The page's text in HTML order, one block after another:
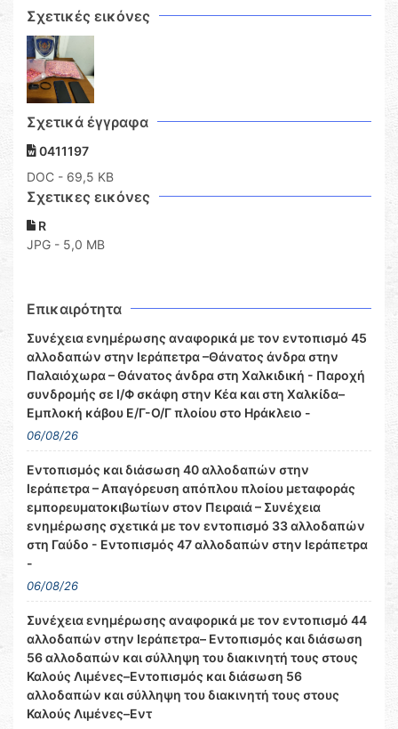
Σχετικές εικόνες
Σχετικά έγγραφα
0411197
DOC - 69,5 KB
Σχετικες εικόνες
R
JPG - 5,0 MB
Επικαιρότητα
Συνέχεια ενημέρωσης αναφορικά με τον εντοπισμό 45
αλλοδαπών στην Ιεράπετρα –Θάνατος άνδρα στην
Παλαιόχωρα – Θάνατος άνδρα στη Χαλκιδική - Παροχή
συνδρομής σε Ι/Φ σκάφη στην Κέα και στη Χαλκίδα–
Εμπλοκή κάβου Ε/Γ-Ο/Γ πλοίου στο Ηράκλειο -
06/08/26
Εντοπισμός και διάσωση 40 αλλοδαπών στην
Ιεράπετρα – Απαγόρευση απόπλου πλοίου μεταφοράς
εμπορευματοκιβωτίων στον Πειραιά – Συνέχεια
ενημέρωσης σχετικά με τον εντοπισμό 33 αλλοδαπών
στη Γαύδο - Εντοπισμός 47 αλλοδαπών στην Ιεράπετρα
-
06/08/26
Συνέχεια ενημέρωσης αναφορικά με τον εντοπισμό 44
αλλοδαπών στην Ιεράπετρα– Εντοπισμός και διάσωση
56 αλλοδαπών και σύλληψη του διακινητή τους στους
Καλούς Λιμένες–Εντοπισμός και διάσωση 56
αλλοδαπών και σύλληψη του διακινητή τους στους
Καλούς Λιμένες–Εντ